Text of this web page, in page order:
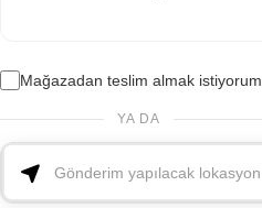
Mağazadan teslim almak istiyorum
YA DA